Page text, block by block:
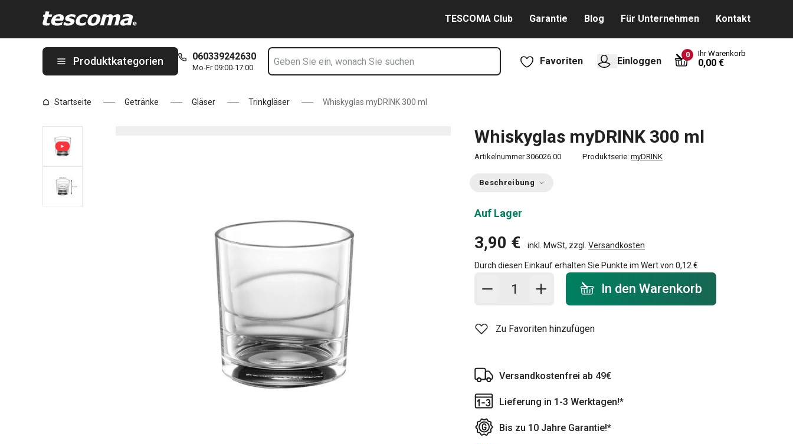
TESCOMA Club Garantie Blog Für Unternehmen Kontakt
Produktkategorien 060339242630
Mo-Fr 09:00-17:00
Favoriten Einloggen
0 Ihr Warenkorb
0,00 €
Startseite Getränke Gläser Trinkgläser Whiskyglas myDRINK 300 ml
Whiskyglas myDRINK 300 ml
Artikelnummer 306026.00 Produktserie: myDRINK
Beschreibung
Auf Lager
3,90 € inkl. MwSt, zzgl. Versandkosten
Durch diesen Einkauf erhalten Sie Punkte im Wert von 0,12 €
In den Warenkorb - Menge
In den Warenkorb
Zu Favoriten hinzufügen
Versandkostenfrei ab 49€
Lieferung in 1-3 Werktagen!*
Bis zu 10 Jahre Garantie!*